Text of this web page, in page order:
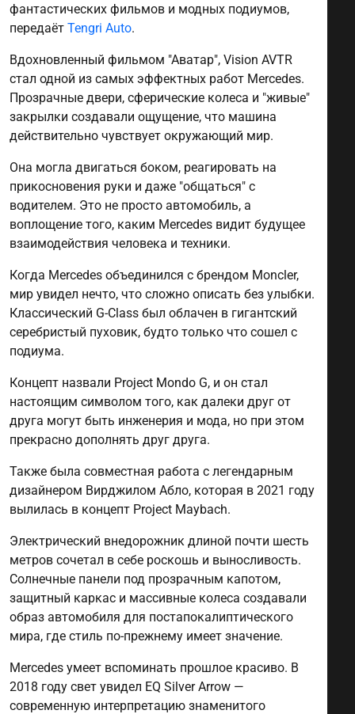
фантастических фильмов и модных подиумов,
передаёт Tengri Auto.
Вдохновленный фильмом "Аватар", Vision AVTR
стал одной из самых эффектных работ Mercedes.
Прозрачные двери, сферические колеса и "живые"
закрылки создавали ощущение, что машина
действительно чувствует окружающий мир.
Она могла двигаться боком, реагировать на
прикосновения руки и даже "общаться" с
водителем. Это не просто автомобиль, а
воплощение того, каким Mercedes видит будущее
взаимодействия человека и техники.
Когда Mercedes объединился с брендом Moncler,
мир увидел нечто, что сложно описать без улыбки.
Классический G-Class был облачен в гигантский
серебристый пуховик, будто только что сошел с
подиума.
Концепт назвали Project Mondo G, и он стал
настоящим символом того, как далеки друг от
друга могут быть инженерия и мода, но при этом
прекрасно дополнять друг друга.
Также была совместная работа с легендарным
дизайнером Вирджилом Абло, которая в 2021 году
вылилась в концепт Project Maybach.
Электрический внедорожник длиной почти шесть
метров сочетал в себе роскошь и выносливость.
Солнечные панели под прозрачным капотом,
защитный каркас и массивные колеса создавали
образ автомобиля для постапокалиптического
мира, где стиль по-прежнему имеет значение.
Mercedes умеет вспоминать прошлое красиво. В
2018 году свет увидел EQ Silver Arrow —
современную интерпретацию знаменитого